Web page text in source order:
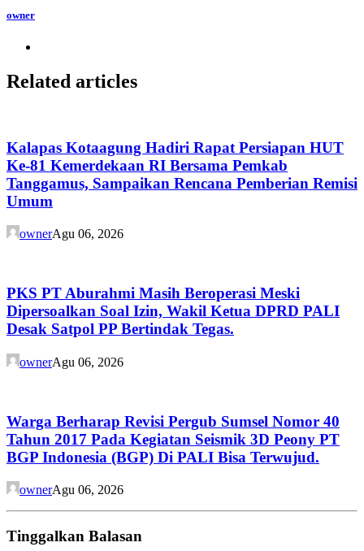
owner
Related articles
Kalapas Kotaagung Hadiri Rapat Persiapan HUT
Ke-81 Kemerdekaan RI Bersama Pemkab
Tanggamus, Sampaikan Rencana Pemberian Remisi
Umum
ownerAgu 06, 2026
PKS PT Aburahmi Masih Beroperasi Meski
Dipersoalkan Soal Izin, Wakil Ketua DPRD PALI
Desak Satpol PP Bertindak Tegas.
ownerAgu 06, 2026
Warga Berharap Revisi Pergub Sumsel Nomor 40
Tahun 2017 Pada Kegiatan Seismik 3D Peony PT
BGP Indonesia (BGP) Di PALI Bisa Terwujud.
ownerAgu 06, 2026
Tinggalkan Balasan